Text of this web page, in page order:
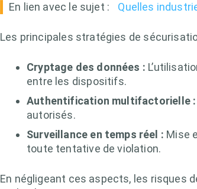
En lien avec le sujet : Quelles
Les principales stratégies de
Cryptage des données :
entre les dispositifs.
Authentification multifactorielle :
autorisés.
Surveillance en temps réel : Mise
toute tentative de violation.
En négligeant ces aspects, les risques